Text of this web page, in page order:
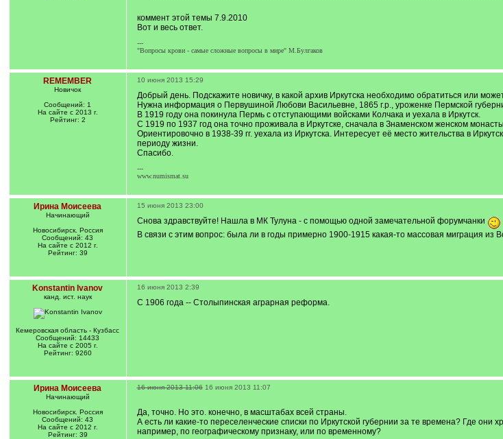
]
коммент этой темы 7.9.2010
Вот и весь ответ.
---
"Вопросы крови - самые сложные вопросы в мире" М.Булгаков
REMEMBER
Новичок
Сообщений: 1
На сайте с 2013 г.
Рейтинг: 2
10 июня 2013 15:29
Добрый день. Подскажите новичку, в какой архив Иркутска необходимо обратиться или
Нужна информация о Первушиной Любови Васильевне, 1865 г.р., уроженке Пермской
В 1919 году она покинула Пермь с отступающими войсками Колчака и уехала в Иркутск.
С 1919 по 1937 год она точно проживала в Иркутске, сначала в Знаменском женском
Ориентировочно в 1938-39 гг. уехала из Иркутска. Интересует её место жительства в
периоду жизни.
Спасибо.
---
www.numismat.su
Ирина Моисеева
Начинающий
Новосибирск. Россия
Сообщений: 43
На сайте с 2012 г.
Рейтинг: 39
15 июня 2013 23:00
Снова здравствуйте! Нашла в МК Тулуна - с помощью одной замечательной форумчанки
В связи с этим вопрос: была ли в годы примерно 1900-1915 какая-то массовая миграция из
Konstantin Ivanov
канд. ист. наук
Кемеровская область - Кузбасс
Сообщений: 14433
На сайте с 2005 г.
Рейтинг: 9260
16 июня 2013 2:39
С 1906 года -- Столыпинская аграрная реформа.
Ирина Моисеева
Начинающий
Новосибирск. Россия
Сообщений: 43
На сайте с 2012 г.
Рейтинг: 39
16 июня 2013 11:06 16 июня 2013 11:07
Да, точно. Но это. конечно, в масштабах всей страны.
А есть ли какие-то переселенческие списки по Иркутской губернии за те времена? Где они
например, по географическому признаку, или по временному?